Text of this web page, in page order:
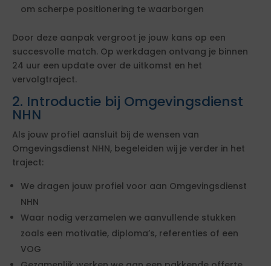
om scherpe positionering te waarborgen
Door deze aanpak vergroot je jouw kans op een
succesvolle match. Op werkdagen ontvang je binnen
24 uur een update over de uitkomst en het
vervolgtraject.
2. Introductie bij Omgevingsdienst
NHN
Als jouw profiel aansluit bij de wensen van
Omgevingsdienst NHN, begeleiden wij je verder in het
traject:
We dragen jouw profiel voor aan Omgevingsdienst
NHN
Waar nodig verzamelen we aanvullende stukken
zoals een motivatie, diploma’s, referenties of een
VOG